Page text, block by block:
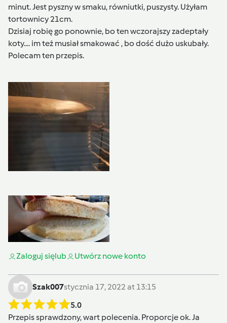
minut. Jest pyszny w smaku, równiutki, puszysty. Użyłam
tortownicy 21cm.
Dzisiaj robię go ponownie, bo ten wczorajszy zadeptały
koty.... im też musiał smakować , bo dość dużo uskubały.
Polecam ten przepis.
Zaloguj sięlub Utwórz nowe konto
Szak007stycznia 17, 2022 at 13:15
5.0
Przepis sprawdzony, wart polecenia. Proporcje ok. Ja